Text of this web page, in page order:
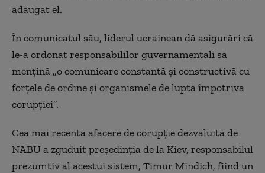
adăugat el.
În comunicatul său, liderul ucrainean dă asigurări că
le-a ordonat responsabililor guvernamentali să
menţină „o comunicare constantă şi constructivă cu
forţele de ordine şi organismele de luptă împotriva
corupţiei”.
Cea mai recentă afacere de corupţie dezvăluită de
NABU a zguduit preşedinţia de la Kiev, responsabilul
prezumtiv al acestui sistem, Timur Mindich, fiind un